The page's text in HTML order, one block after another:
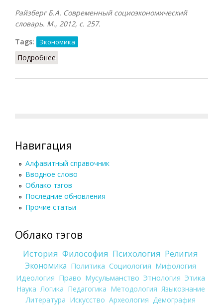
Райзберг Б.А. Современный социоэкономический
словарь. М., 2012, с. 257.
Tags:
Экономика
Подробнее
Навигация
Алфавитный справочник
Вводное слово
Облако тэгов
Последние обновления
Прочие статьи
Облако тэгов
История Философия Психология Религия
Экономика Политика Социология Мифология
Идеология Право Мусульманство Этнология Этика
Наука Логика Педагогика Методология Языкознание
Литература Искусство Археология Демография